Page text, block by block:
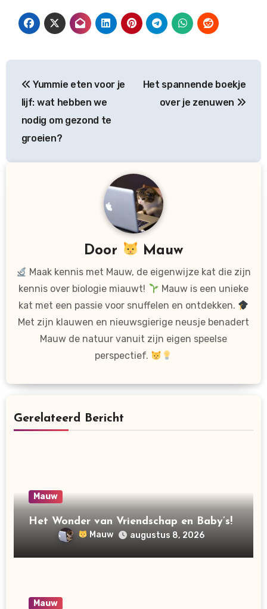
navigatie
Yummie eten voor je
lijf: wat hebben we
nodig om gezond te
groeien?
Het spannende boekje
over je zenuwen
Door Mauw
Maak kennis met Mauw, de eigenwijze kat die zijn
kennis over biologie miauwt!
Mauw is een unieke
kat met een passie voor snuffelen en ontdekken.
Met zijn klauwen en nieuwsgierige neusje benadert
Mauw de natuur vanuit zijn eigen speelse
perspectief.
Gerelateerd Bericht
Mauw
Het Wonder van Vriendschap en Baby’s!
Mauw augustus 8, 2026
Mauw